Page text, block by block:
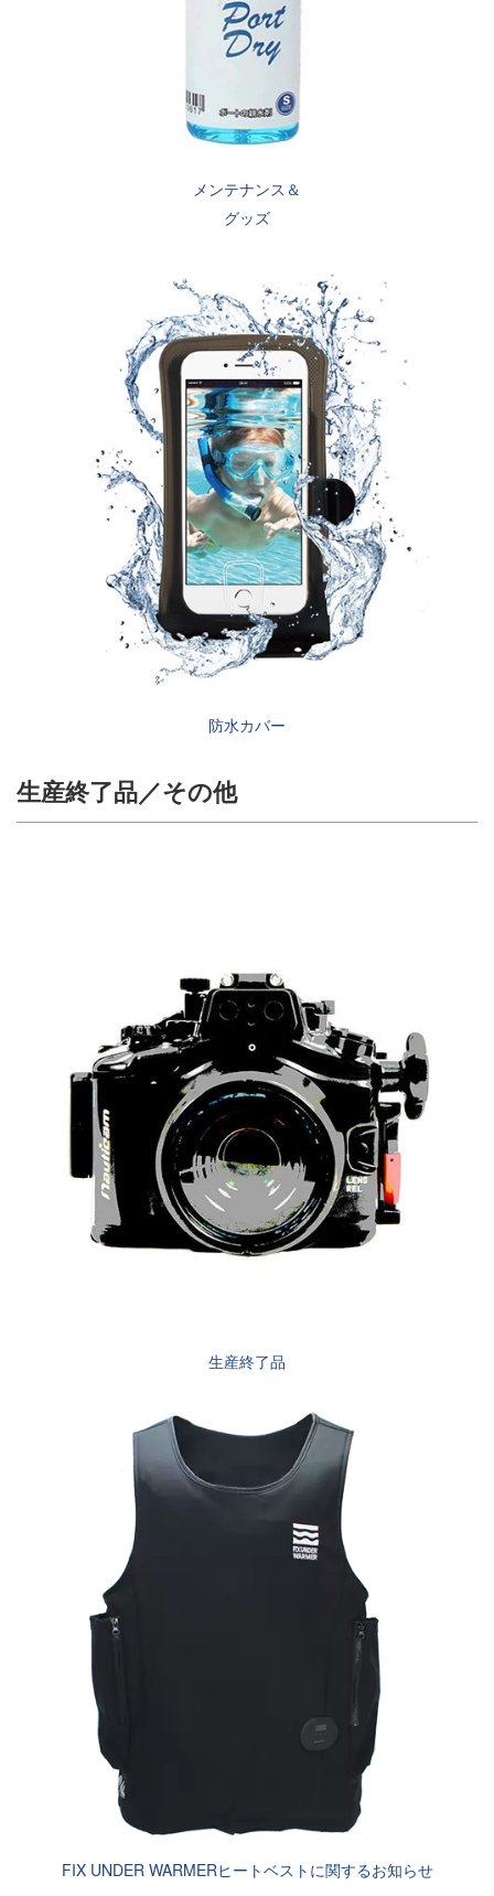
メンテナンス＆
グッズ
防水カバー
生産終了品／その他
生産終了品
FIX UNDER WARMERヒートベストに関するお知らせ